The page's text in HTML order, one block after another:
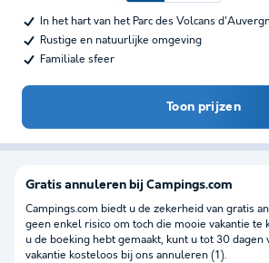
In het hart van het Parc des Volcans
Rustige en natuurlijke omgeving
Familiale sfeer
Toon prijzen
Gratis annuleren bij Campings.com
Campings.com biedt u de zekerheid van gratis
geen enkel risico om toch die mooie vakantie te
u de boeking hebt gemaakt, kunt u tot 30
vakantie kosteloos bij ons annuleren (1).